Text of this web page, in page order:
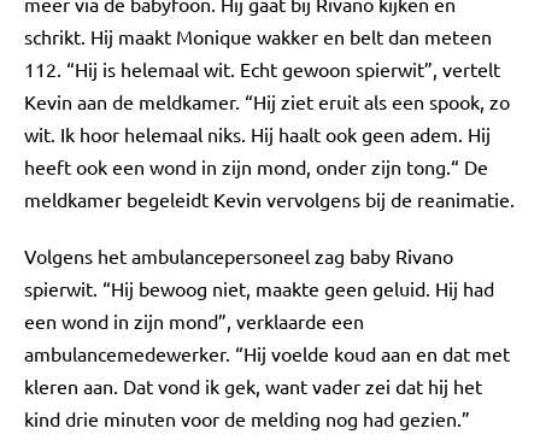
schrikt. Hij maakt Monique wakker en belt dan meteen
112. “Hij is helemaal wit. Echt gewoon spierwit”, vertelt
Kevin aan de meldkamer. “Hij ziet eruit als een spook, zo
wit. Ik hoor helemaal niks. Hij haalt ook geen adem. Hij
heeft ook een wond in zijn mond, onder zijn tong.“ De
meldkamer begeleidt Kevin vervolgens bij de reanimatie.
Volgens het ambulancepersoneel zag baby Rivano
spierwit. “Hij bewoog niet, maakte geen geluid. Hij had
een wond in zijn mond”, verklaarde een
ambulancemedewerker. “Hij voelde koud aan en dat met
kleren aan. Dat vond ik gek, want vader zei dat hij het
kind drie minuten voor de melding nog had gezien.”